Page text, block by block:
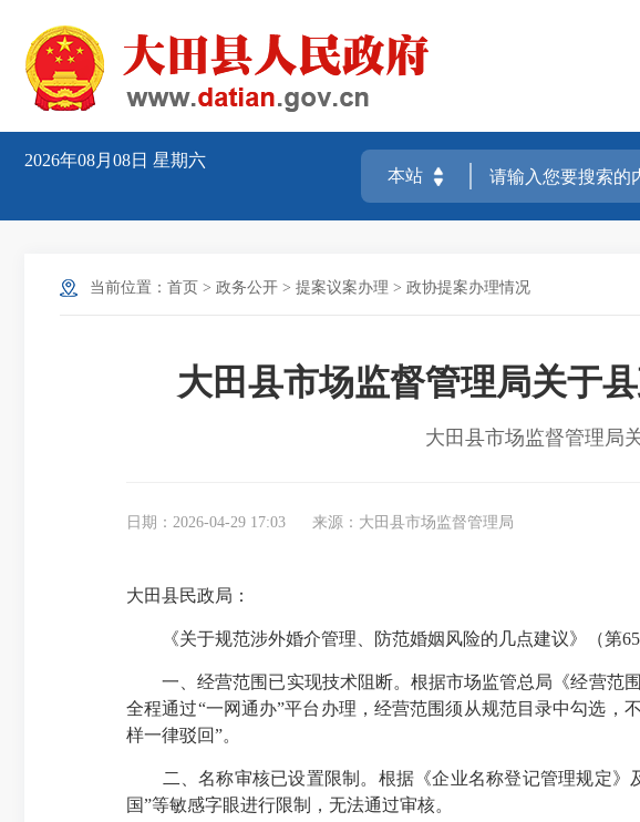
2026年08月08日 星期六
当前位置： 首页 > 政务公开 > 提案议案办理 > 政协提案办理情况
大田县市场监督管理局关于
大田县市场监督管理局
日期：2026-04-29 17:03 来源：大田县市场监督管理局
大田县民政局：
《关于规范涉外婚介管理、防范婚姻风险的几点建议》（第65
一、经营范围已实现技术阻断。根据市场监管总局《经营范
全程通过“一网通办”平台办理，经营范围须从规范目录中勾选，
样一律驳回”。
二、名称审核已设置限制。根据《企业名称登记管理规定》
国”等敏感字眼进行限制，无法通过审核。